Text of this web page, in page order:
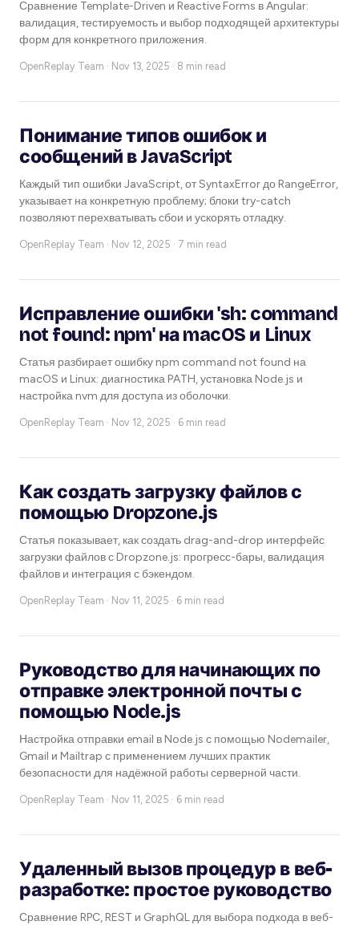
Сравнение Template-Driven и Reactive Forms в Angular:
валидация, тестируемость и выбор подходящей архитектуры
форм для конкретного приложения.
OpenReplay Team · Nov 13, 2025 · 8 min read
Понимание типов ошибок и
сообщений в JavaScript
Каждый тип ошибки JavaScript, от SyntaxError до RangeError,
указывает на конкретную проблему; блоки try-catch
позволяют перехватывать сбои и ускорять отладку.
OpenReplay Team · Nov 12, 2025 · 7 min read
Исправление ошибки 'sh: command
not found: npm' на macOS и Linux
Статья разбирает ошибку npm command not found на
macOS и Linux: диагностика PATH, установка Node.js и
настройка nvm для доступа из оболочки.
OpenReplay Team · Nov 12, 2025 · 6 min read
Как создать загрузку файлов с
помощью Dropzone.js
Статья показывает, как создать drag-and-drop интерфейс
загрузки файлов с Dropzone.js: прогресс-бары, валидация
файлов и интеграция с бэкендом.
OpenReplay Team · Nov 11, 2025 · 6 min read
Руководство для начинающих по
отправке электронной почты с
помощью Node.js
Настройка отправки email в Node.js с помощью Nodemailer,
Gmail и Mailtrap с применением лучших практик
безопасности для надёжной работы серверной части.
OpenReplay Team · Nov 11, 2025 · 6 min read
Удаленный вызов процедур в веб-
разработке: простое руководство
Сравнение RPC, REST и GraphQL для выбора подхода в веб-